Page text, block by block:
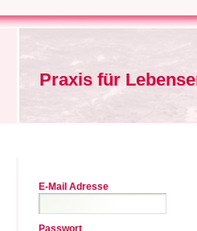
Praxis für
E-Mail Adresse
Passwort